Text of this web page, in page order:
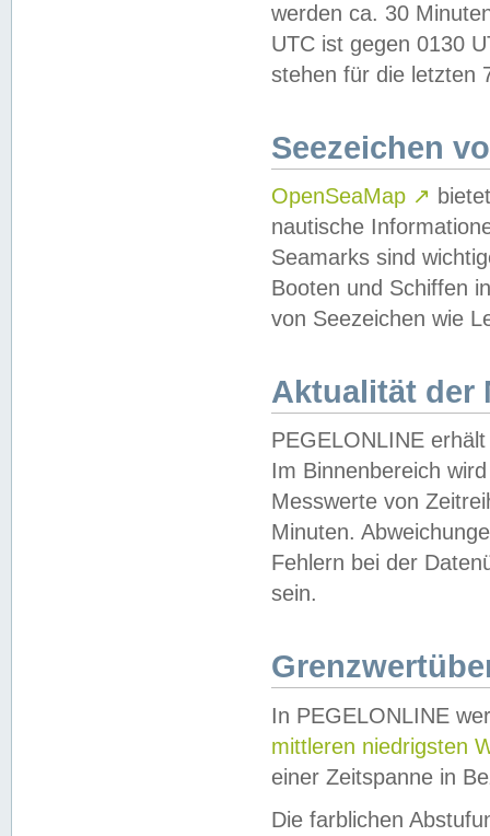
werden ca. 30
UTC ist gegen 0130
stehen für die letzten
Seezeichen
OpenSeaMap ↗
nautische
Seamarks sind
Booten und Schiffen
von Seezeichen wie
Aktualität der
PEGELONLINE
Im Binnenbereich
Messwerte von
Minuten.
Fehlern bei der
sein.
In PEGELONLINE
mittleren niedrigsten
einer Zeitspanne in
Die farblichen